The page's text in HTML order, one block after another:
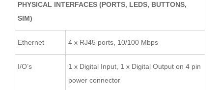
PHYSICAL INTERFACES (PORTS, LEDS, BUTTONS,
SIM)
Ethernet 4 x RJ45 ports, 10/100 Mbps
I/O’s
1 x Digital Input, 1 x Digital Output on 4 pin
power connector